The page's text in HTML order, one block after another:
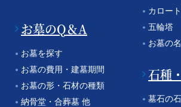
お墓のQ＆A
お墓を探す
お墓の費用・建墓期間
お墓の形・石材の種類
納骨堂・合葬墓 他
カロー
五輪塔
お墓の
石種
墓石の